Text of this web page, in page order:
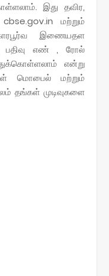
இது தவிர,
மற்றும்
இணையதள
பதிவு எண் , ரோல்
என்று
மொபைல் மற்றும்
தங்கள் முடிவுகளை